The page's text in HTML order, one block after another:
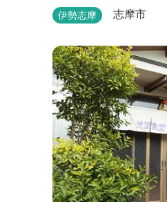
伊勢志摩 志摩市